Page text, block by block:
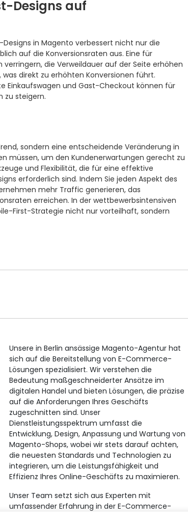
Designs auf
in Magento verbessert nicht nur die
auf die Konversionsraten aus. Eine für
die Verweildauer auf der Seite erhöhen
direkt zu erhöhten Konversionen führt.
Einkaufswagen und Gast-Checkout können für
zu steigern.
sondern eine entscheidende Veränderung in
müssen, um den Kundenerwartungen gerecht zu
und Flexibilität, die für eine effektive
erforderlich sind. Indem Sie jeden Aspekt des
mehr Traffic generieren, das
erreichen. In der wettbewerbsintensiven
First-Strategie nicht nur vorteilhaft, sondern
Unsere in Berlin ansässige Magento-Agentur hat
sich auf die Bereitstellung von E-Commerce-
Lösungen spezialisiert. Wir verstehen die
Bedeutung maßgeschneiderter Ansätze im
digitalen Handel und bieten Lösungen, die präzise
auf die Anforderungen Ihres Geschäfts
zugeschnitten sind. Unser
Dienstleistungsspektrum umfasst die
Entwicklung, Design, Anpassung und Wartung von
Magento-Shops, wobei wir stets darauf achten,
die neuesten Standards und Technologien zu
integrieren, um die Leistungsfähigkeit und
Effizienz Ihres Online-Geschäfts zu maximieren.
Unser Team setzt sich aus Experten mit
umfassender Erfahrung in der E-Commerce-